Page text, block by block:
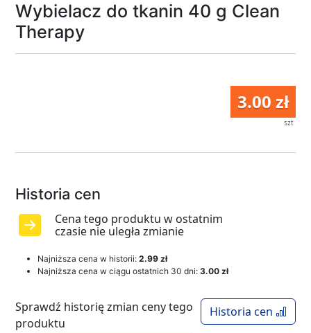
Wybielacz do tkanin 40 g Clean
Therapy
3.00 zł
szt
Historia cen
Cena tego produktu w ostatnim
czasie nie uległa zmianie
Najniższa cena w historii: 2.99 zł
Najniższa cena w ciągu ostatnich 30 dni: 3.00 zł
Historia cen
Sprawdź historię zmian ceny tego
produktu